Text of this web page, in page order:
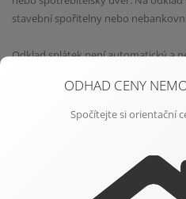
stavební spořitelny nebo
Odklad splátek není automatický a
důvod žádosti. Banky budou
tří měsíců účtovat úroky z úvěru a
shoda ohledně možného zápisu do
ODHAD CENY
Spočítejte si orientační